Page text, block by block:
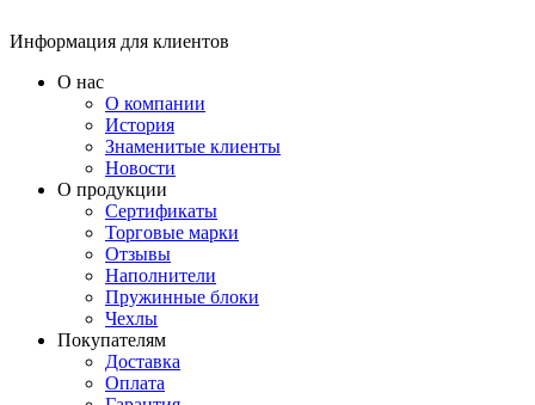
Информация для клиентов
О нас
О компании
История
Знаменитые клиенты
Новости
О продукции
Сертификаты
Торговые марки
Отзывы
Наполнители
Пружинные блоки
Чехлы
Покупателям
Доставка
Оплата